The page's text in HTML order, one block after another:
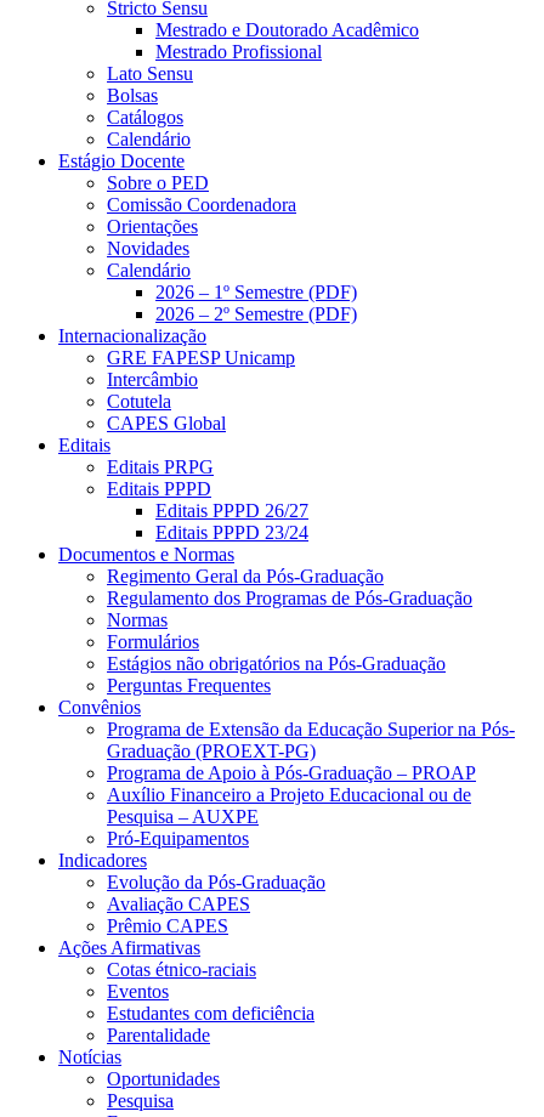
Stricto Sensu
Mestrado e Doutorado Acadêmico
Mestrado Profissional
Lato Sensu
Bolsas
Catálogos
Calendário
Estágio Docente
Sobre o PED
Comissão Coordenadora
Orientações
Novidades
Calendário
2026 – 1º Semestre (PDF)
2026 – 2º Semestre (PDF)
Internacionalização
GRE FAPESP Unicamp
Intercâmbio
Cotutela
CAPES Global
Editais
Editais PRPG
Editais PPPD
Editais PPPD 26/27
Editais PPPD 23/24
Documentos e Normas
Regimento Geral da Pós-Graduação
Regulamento dos Programas de Pós-Graduação
Normas
Formulários
Estágios não obrigatórios na Pós-Graduação
Perguntas Frequentes
Convênios
Programa de Extensão da Educação Superior na Pós-
Graduação (PROEXT-PG)
Programa de Apoio à Pós-Graduação – PROAP
Auxílio Financeiro a Projeto Educacional ou de
Pesquisa – AUXPE
Pró-Equipamentos
Indicadores
Evolução da Pós-Graduação
Avaliação CAPES
Prêmio CAPES
Ações Afirmativas
Cotas étnico-raciais
Eventos
Estudantes com deficiência
Parentalidade
Notícias
Oportunidades
Pesquisa